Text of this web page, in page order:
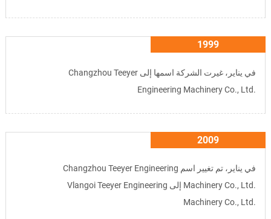
1999
في يناير، غيرت الشركة اسمها إلى Changzhou Teeyer
Engineering Machinery Co., Ltd.
2009
في يناير، تم تغيير اسم Changzhou Teeyer Engineering
Machinery Co., Ltd. إلى Vlangoi Teeyer Engineering
Machinery Co., Ltd.